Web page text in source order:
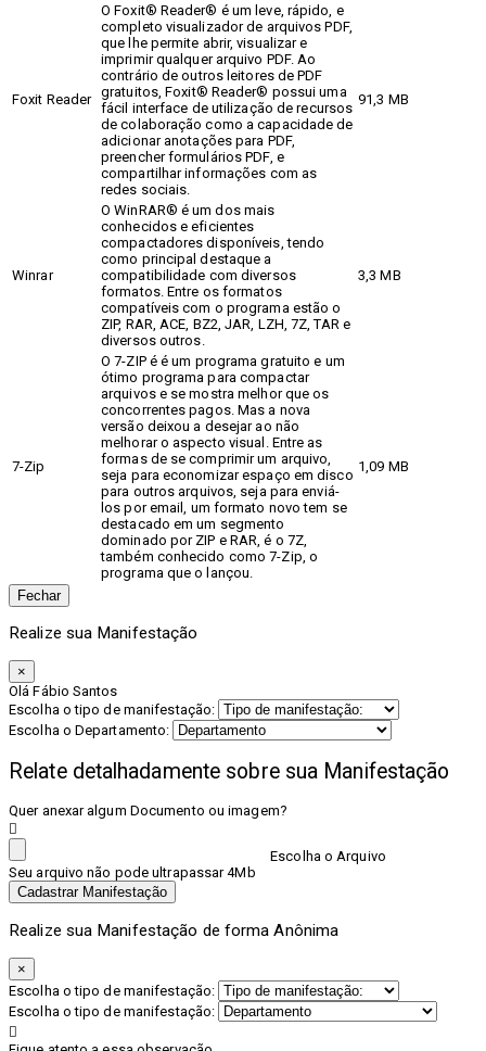
Foxit Reader
O Foxit® Reader® é um leve, rápido, e
completo visualizador de arquivos PDF,
que lhe permite abrir, visualizar e
imprimir qualquer arquivo PDF. Ao
contrário de outros leitores de PDF
gratuitos, Foxit® Reader® possui uma
fácil interface de utilização de recursos
de colaboração como a capacidade de
adicionar anotações para PDF,
preencher formulários PDF, e
compartilhar informações com as
redes sociais.
91,3 MB
Winrar
O WinRAR® é um dos mais
conhecidos e eficientes
compactadores disponíveis, tendo
como principal destaque a
compatibilidade com diversos
formatos. Entre os formatos
compatíveis com o programa estão o
ZIP, RAR, ACE, BZ2, JAR, LZH, 7Z, TAR e
diversos outros.
3,3 MB
7-Zip
O 7-ZIP é é um programa gratuito e um
ótimo programa para compactar
arquivos e se mostra melhor que os
concorrentes pagos. Mas a nova
versão deixou a desejar ao não
melhorar o aspecto visual. Entre as
formas de se comprimir um arquivo,
seja para economizar espaço em disco
para outros arquivos, seja para enviá-
los por email, um formato novo tem se
destacado em um segmento
dominado por ZIP e RAR, é o 7Z,
também conhecido como 7-Zip, o
programa que o lançou.
1,09 MB
Fechar
Realize sua Manifestação
×
Olá Fábio Santos
Escolha o tipo de manifestação:
Escolha o Departamento:
Relate detalhadamente sobre sua Manifestação
Quer anexar algum Documento ou imagem?
Escolha o Arquivo
Seu arquivo não pode ultrapassar 4Mb
Cadastrar Manifestação
Realize sua Manifestação de forma Anônima
×
Escolha o tipo de manifestação:
Escolha o tipo de manifestação: